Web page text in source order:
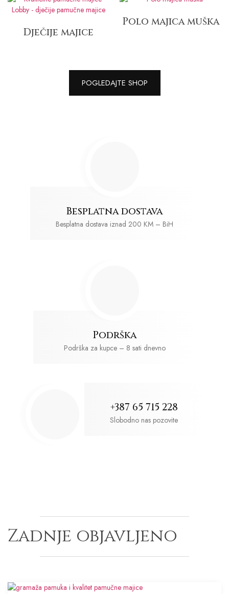
Dječije majice
Polo majica muška
POGLEDAJTE SHOP
Besplatna dostava
Besplatna dostava iznad 200 KM – BiH
Podrška
Podrška za kupce – 8 sati dnevno
+387 65 715 228
Slobodno nas pozovite
Zadnje objavljeno